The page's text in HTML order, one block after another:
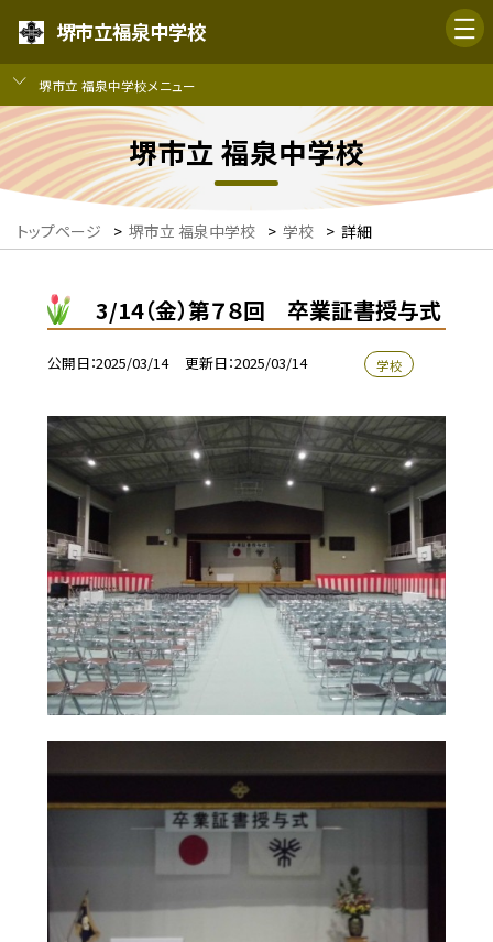
堺市立福泉中学校
堺市立 福泉中学校メニュー
堺市立 福泉中学校
トップページ > 堺市立 福泉中学校 > 学校 > 詳細
3/14（金）第７８回 卒業証書授与式
公開日 2025/03/14 更新日 2025/03/14 学校